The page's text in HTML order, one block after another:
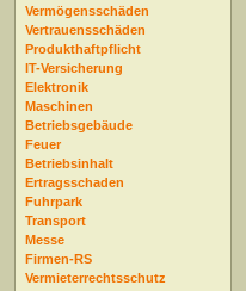
Vermögensschäden
Vertrauensschäden
Produkthaftpflicht
IT-Versicherung
Elektronik
Maschinen
Betriebsgebäude
Feuer
Betriebsinhalt
Ertragsschaden
Fuhrpark
Transport
Messe
Firmen-RS
Vermieterrechtsschutz